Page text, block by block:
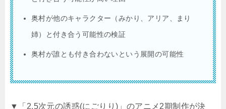
奥村が他のキャラクター（みかり、アリア、まり
姉）と付き合う可能性の検証
奥村が誰とも付き合わないという展開の可能性
▼「2.5次元の誘惑(にごりり)」のアニメ2期制作が決